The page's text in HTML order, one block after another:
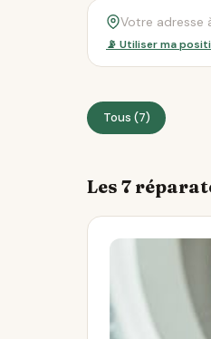
📡 Utiliser ma
Tous (7)
Les 7